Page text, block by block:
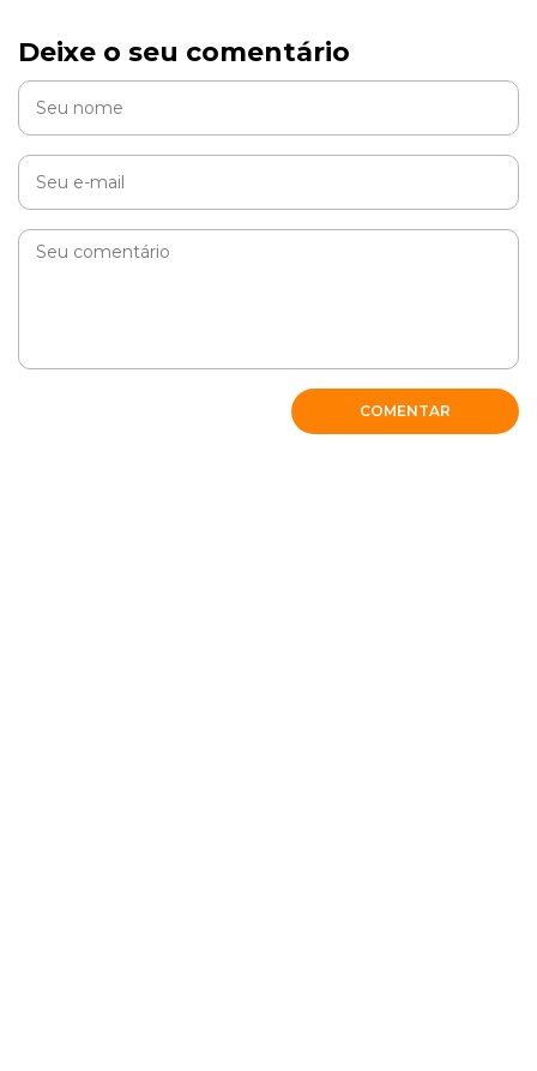
Deixe o seu comentário
COMENTAR